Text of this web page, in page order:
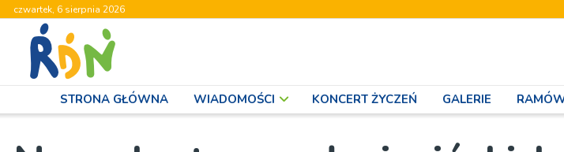
czwartek, 6 sierpnia 2026
STRONA GŁÓWNA WIADOMOŚCI KONCERT ŻYCZEŃ GALERIE